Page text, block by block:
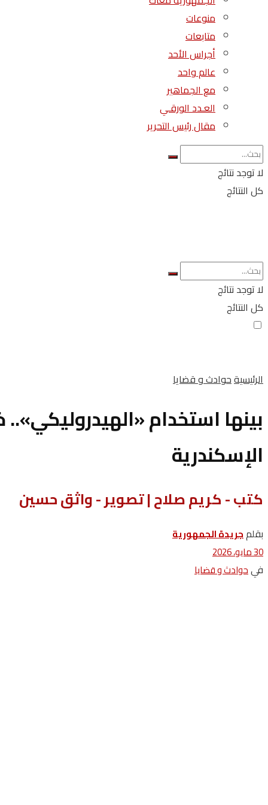
منوعات
متابعات
أجراس الأحد
عالم واحد
مع الجماهير
العـدد الورقـي
مقال رئيس التحرير
لا توجد نتائج
كل النتائج
لا توجد نتائج
كل النتائج
الرئيسيةحوادث و قضايا
بينها استخدام
الإسكندرية
كتب - كريم صلاح | تصوير - واثق حسين
بقلمجريدة الجمهورية
30 مايو، 2026
فيحوادث و قضايا